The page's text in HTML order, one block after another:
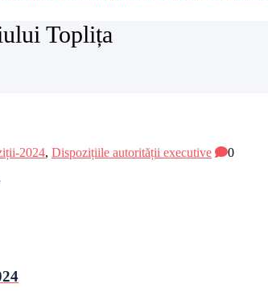
Toplița
2024, Dispozițiile autorității executive 0